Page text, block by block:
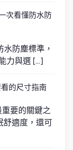
次看懂防水防
防塵標準，
力與選 […]
的尺寸指南
要的關鍵之
舒適度，還可